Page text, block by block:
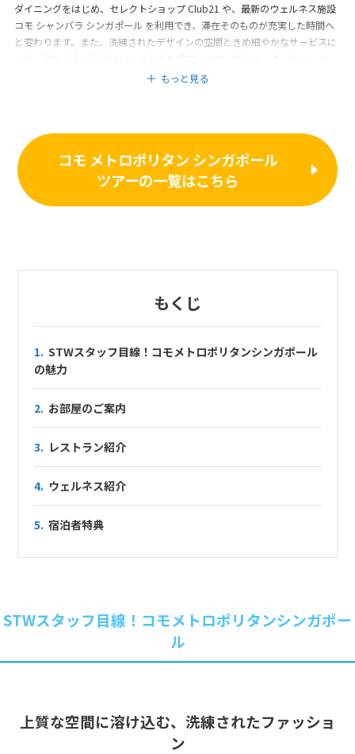
ダイニングをはじめ、セレクトショップ Club21 や、最新のウェルネス施設
コモ シャンバラ シンガポール を利用でき、滞在そのものが充実した時間へ
と変わります。また、洗練されたデザインの空間ときめ細やかなサービスに
ロード にほど近い立地にありながら、都会の喧騒を感じさせない落ち着いた
もっと見る
コモ メトロポリタン シンガポール
ツアーの一覧はこちら
もくじ
1. STWスタッフ目線！コモメトロポリタンシンガポール
の魅力
2. お部屋のご案内
3. レストラン紹介
4. ウェルネス紹介
5. 宿泊者特典
STWスタッフ目線！コモメトロポリタンシンガポー
ル
上質な空間に溶け込む、洗練されたファッショ
ン